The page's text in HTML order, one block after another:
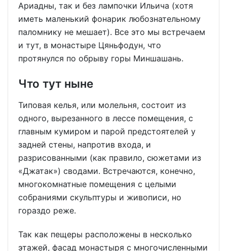
Ариадны, так и без лампочки Ильича (хотя
иметь маленький фонарик любознательному
паломнику не мешает). Все это мы встречаем
и тут, в монастыре Цяньфодун, что
протянулся по обрыву горы Миншашань.
Что тут ныне
Типовая келья, или молельня, состоит из
одного, вырезанного в лессе помещения, с
главным кумиром и парой предстоятелей у
задней стены, напротив входа, и
разрисованными (как правило, сюжетами из
«Джатак») сводами. Встречаются, конечно,
многокомнатные помещения с целыми
собраниями скульптуры и живописи, но
гораздо реже.
Так как пещеры расположены в несколько
этажей, фасад монастыря с многочисленными